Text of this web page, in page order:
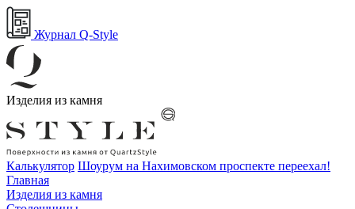
Журнал Q-Style
Изделия из камня
Калькулятор Шоурум на Нахимовском проспекте переехал!
Главная
Изделия из камня